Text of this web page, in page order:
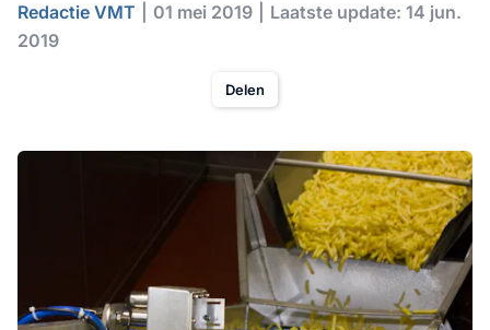
Redactie VMT 01 mei 2019
Laatste update: 14 jun.
2019
Delen